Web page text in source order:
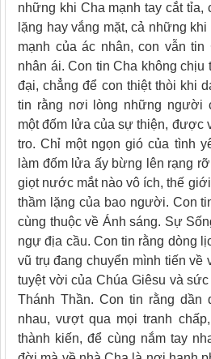
những khi Cha mạnh tay cắt tỉa,
lặng hay vắng mặt, cả những
mạnh của ác nhân, con vẫn
nhân ái. Con tin Cha không chịu
đại, chẳng để con thiệt thòi khi
tin rằng nơi lòng những người
một đốm lửa của sự thiện,
tro. Chỉ một ngọn gió của tình
làm đốm lửa ấy bừng lên rạng
giọt nước mắt nào vô ích, thế
thầm lặng của bao người. Con
cùng thuộc về Ánh sáng. Sự
ngự địa cầu. Con tin rằng dòng
vũ trụ đang chuyển mình tiến về
tuyệt vời của Chúa Giêsu và
Thánh Thần. Con tin rằng
nhau, vượt qua mọi tranh
thành kiến, để cùng nắm tay